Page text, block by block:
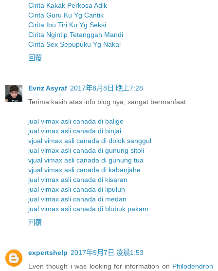
Cirita Kakak Perkosa Adik
Cirita Guru Ku Yg Cantik
Cirita Ibu Tiri Ku Yg Seksi
Cirita Ngintip Tetanggah Mandi
Cirita Sex Sepupuku Yg Nakal
回覆
Evriz Asyraf 2017年8月8日 晚上7:28
Terima kasih atas info blog nya, sangat bermanfaat
jual vimax asli canada di balige
jual vimax asli canada di binjai
vjual vimax asli canada di dolok sanggul
jual vimax asli canada di gunung sitoli
vjual vimax asli canada di gunung tua
vjual vimax asli canada di kabanjahe
jual vimax asli canada di kisaran
jual vimax asli canada di lipuluh
jual vimax asli canada di medan
jual vimax asli canada di blubuk pakam
回覆
expertshelp 2017年9月7日 凌晨1:53
Even though i was looking for information on Philodendron